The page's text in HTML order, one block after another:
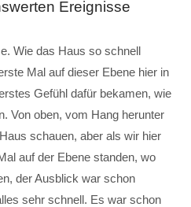
Ereignisse
Wie das Haus so schnell
Mal auf dieser Ebene hier in
Gefühl dafür bekamen, wie
Von oben, vom Hang herunter
schauen, aber als wir hier
auf der Ebene standen, wo
der Ausblick war schon
sehr schnell. Es war schon